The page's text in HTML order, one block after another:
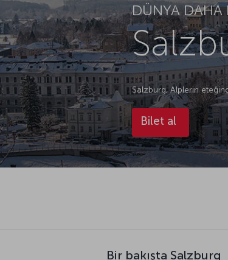
DÜNYA DAHA
Salzburg, Alplerin
Bilet al
Bir bakışta Salzburg